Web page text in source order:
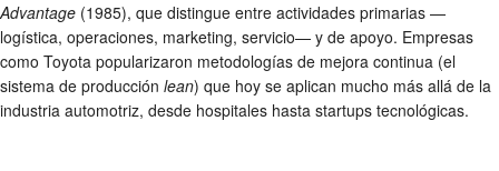
Advantage (1985), que distingue entre actividades primarias —
logística, operaciones, marketing, servicio— y de apoyo. Empresas
como Toyota popularizaron metodologías de mejora continua (el
sistema de producción lean) que hoy se aplican mucho más allá de la
industria automotriz, desde hospitales hasta startups tecnológicas.